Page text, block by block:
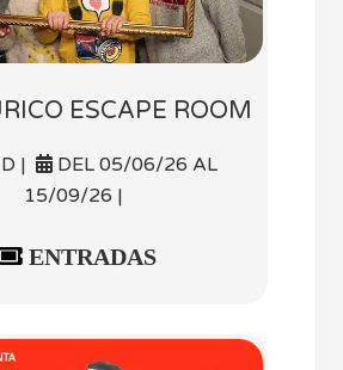
ESCAPE ROOM
|
DEL 05/06/26 AL
15/09/26 |
ENTRADAS